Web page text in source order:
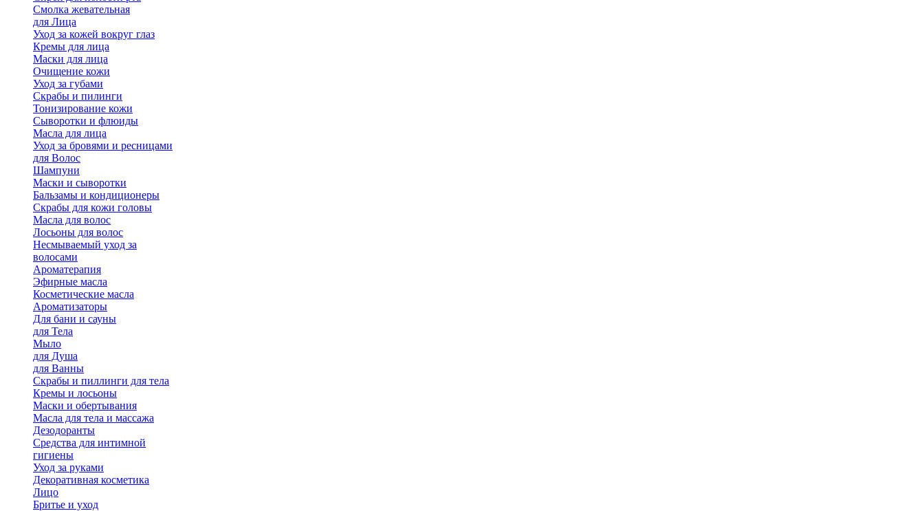
Смолка жевательная
для Лица
Уход за кожей вокруг глаз
Кремы для лица
Маски для лица
Очищение кожи
Уход за губами
Скрабы и пилинги
Тонизирование кожи
Сыворотки и флюиды
Масла для лица
Уход за бровями и ресницами
для Волос
Шампуни
Маски и сыворотки
Бальзамы и кондиционеры
Скрабы для кожи головы
Масла для волос
Лосьоны для волос
Несмываемый уход за
волосами
Ароматерапия
Эфирные масла
Косметические масла
Ароматизаторы
Для бани и сауны
для Тела
Мыло
для Душа
для Ванны
Скрабы и пиллинги для тела
Кремы и лосьоны
Маски и обертывания
Масла для тела и массажа
Дезодоранты
Средства для интимной
гигиены
Уход за руками
Декоративная косметика
Лицо
Бритье и уход